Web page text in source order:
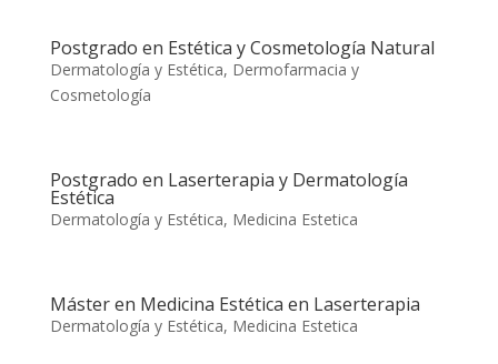
Postgrado en Estética y Cosmetología Natural
Dermatología y Estética, Dermofarmacia y
Cosmetología
Postgrado en Laserterapia y Dermatología
Estética
Dermatología y Estética, Medicina Estetica
Máster en Medicina Estética en Laserterapia
Dermatología y Estética, Medicina Estetica